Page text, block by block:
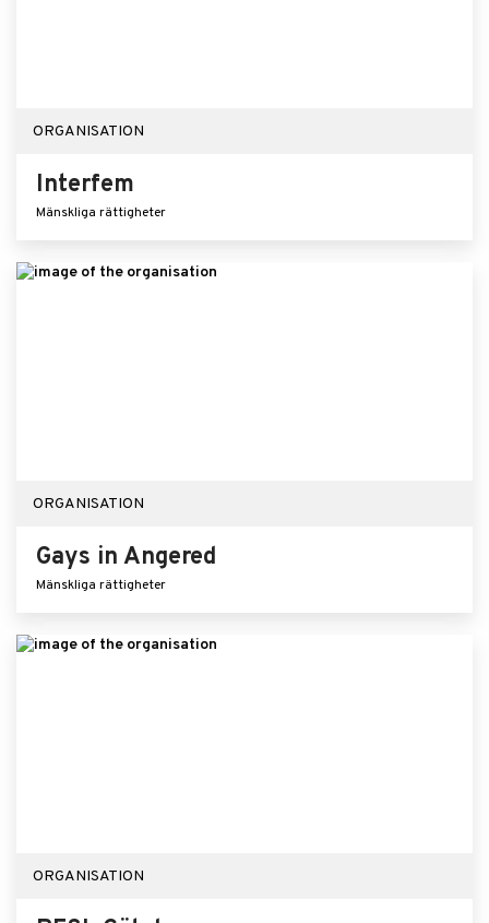
ORGANISATION
Interfem
Mänskliga rättigheter
ORGANISATION
Gays in Angered
Mänskliga rättigheter
ORGANISATION